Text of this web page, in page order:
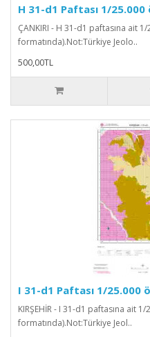
H 31-d1 Paftası 1/
ÇANKIRI - H 31-d1 paftasına ait
formatında).Not:Türkiye Jeolo..
500,00TL
I 31-d1 Paftası 1/25.000
KIRŞEHİR - I 31-d1 paftasına ait
formatında).Not:Türkiye Jeol..